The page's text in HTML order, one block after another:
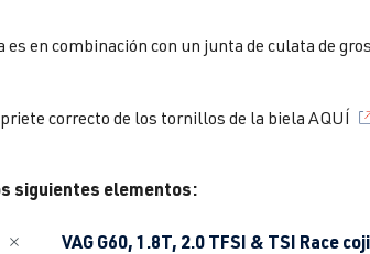
en combinación con un junta de culata de
correcto de los tornillos de la biela AQUÍ
siguientes elementos:
VAG G60, 1.8T, 2.0 TFSI & TSI Race